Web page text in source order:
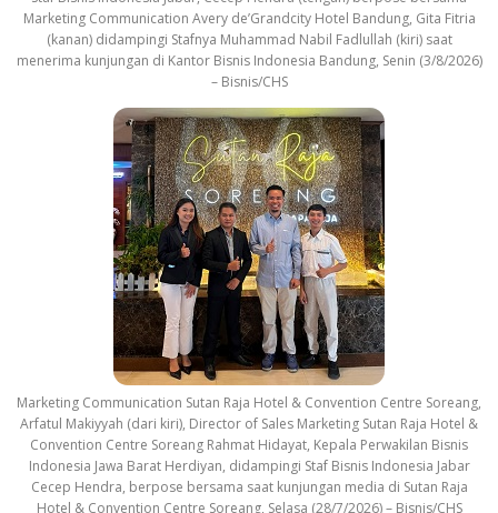
Marketing Communication Avery de’Grandcity Hotel Bandung, Gita Fitria
(kanan) didampingi Stafnya Muhammad Nabil Fadlullah (kiri) saat
menerima kunjungan di Kantor Bisnis Indonesia Bandung, Senin (3/8/2026)
– Bisnis/CHS
Marketing Communication Sutan Raja Hotel & Convention Centre Soreang,
Arfatul Makiyyah (dari kiri), Director of Sales Marketing Sutan Raja Hotel &
Convention Centre Soreang Rahmat Hidayat, Kepala Perwakilan Bisnis
Indonesia Jawa Barat Herdiyan, didampingi Staf Bisnis Indonesia Jabar
Cecep Hendra, berpose bersama saat kunjungan media di Sutan Raja
Hotel & Convention Centre Soreang, Selasa (28/7/2026) – Bisnis/CHS